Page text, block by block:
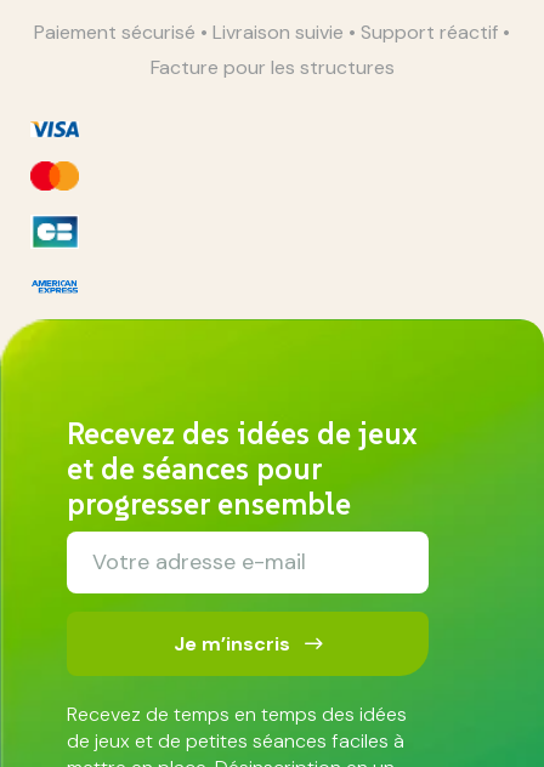
Paiement sécurisé • Livraison suivie • Support réactif •
Facture pour les structures
Recevez des idées de jeux
et de séances pour
progresser ensemble
Je m’inscris
Recevez de temps en temps des idées
de jeux et de petites séances faciles à